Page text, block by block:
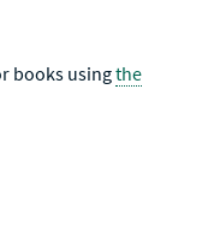
books usingthe